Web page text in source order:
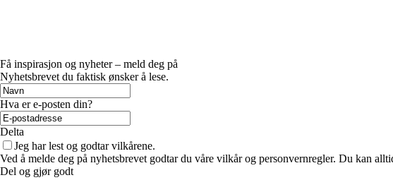
Få inspirasjon og nyheter – meld deg på
Nyhetsbrevet du faktisk ønsker å lese.
Hva er e-posten din?
Delta
Jeg har lest og godtar vilkårene.
Ved å melde deg på nyhetsbrevet godtar du våre vilkår og personvernregler. Du kan
Del og gjør godt